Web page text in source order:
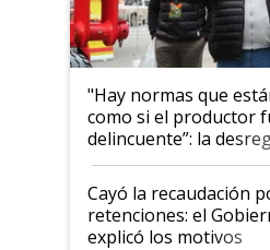
"Hay normas que
como si el productor
delincuente”: la
al Congreso Aapresid
habló del
Cayó la recaudación
retenciones: el
explicó los motivos